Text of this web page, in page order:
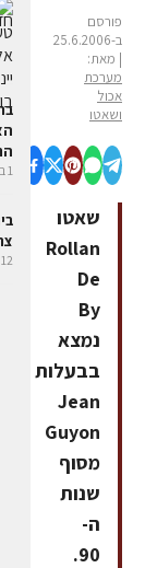
פורסם
ב-25.6.2006
| מאת:
מערכת
אכול
ושאטו
שאטו
Rollan
De
By
נמצא
בבעלות
Jean
Guyon
מסוף
שנות
ה-
90.
1 ביוני 2007
12 ביולי 2008